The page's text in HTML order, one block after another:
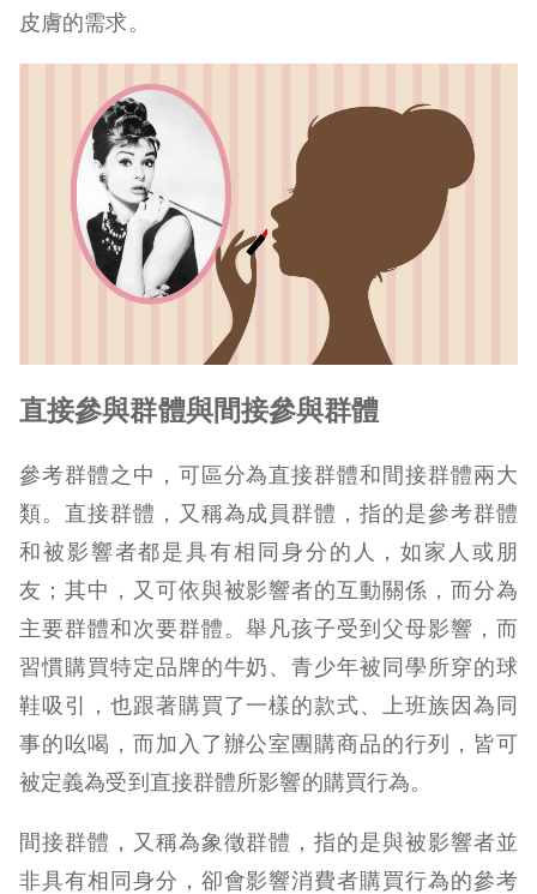
皮膚的需求。
直接參與群體與間接參與群體
參考群體之中，可區分為直接群體和間接群體兩大
類。直接群體，又稱為成員群體，指的是參考群體
和被影響者都是具有相同身分的人，如家人或朋
友；其中，又可依與被影響者的互動關係，而分為
主要群體和次要群體。舉凡孩子受到父母影響，而
習慣購買特定品牌的牛奶、青少年被同學所穿的球
鞋吸引，也跟著購買了一樣的款式、上班族因為同
事的吆喝，而加入了辦公室團購商品的行列，皆可
被定義為受到直接群體所影響的購買行為。
間接群體，又稱為象徵群體，指的是與被影響者並
非具有相同身分，卻會影響消費者購買行為的參考